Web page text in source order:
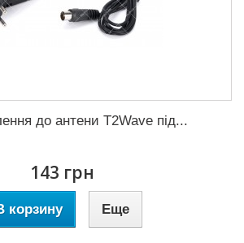
до антени T2Wave під...
143 грн
корзину Еще